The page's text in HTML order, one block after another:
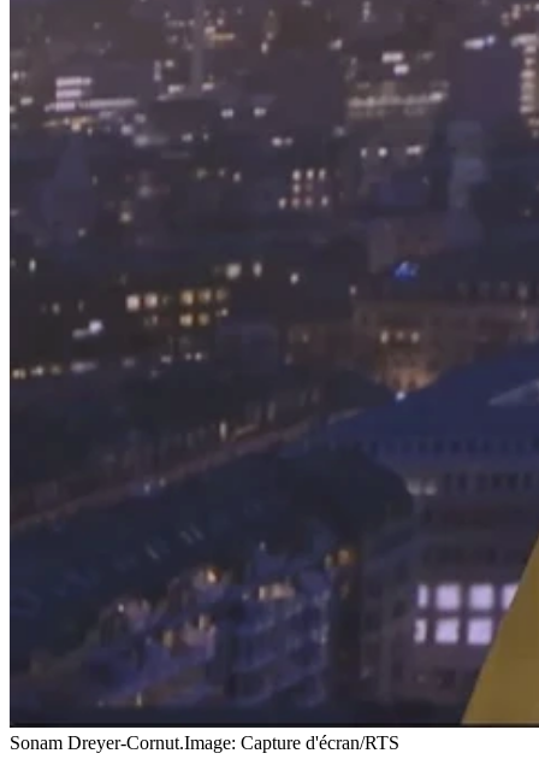
Sonam Dreyer-Cornut.Image: Capture d'écran/RTS